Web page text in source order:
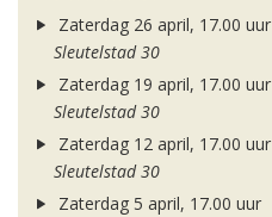
Zaterdag 26 april, 17.00 uur
Sleutelstad 30
Zaterdag 19 april, 17.00 uur
Sleutelstad 30
Zaterdag 12 april, 17.00 uur
Sleutelstad 30
Zaterdag 5 april, 17.00 uur